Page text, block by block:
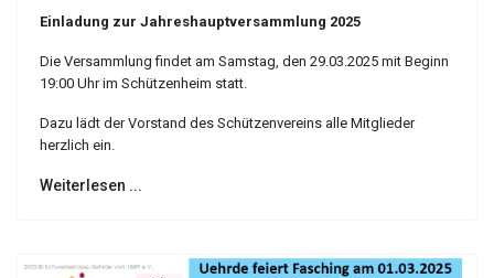
Einladung zur Jahreshauptversammlung 2025
Die Versammlung findet am Samstag, den 29.03.2025 mit Beginn
19:00 Uhr im Schützenheim statt.
Dazu lädt der Vorstand des Schützenvereins alle Mitglieder
herzlich ein.
Weiterlesen ...